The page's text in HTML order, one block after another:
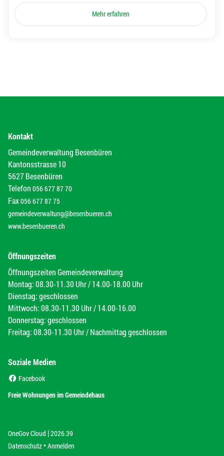
Mehr erfahren
Kontakt
Gemeindeverwaltung Besenbüren
Kantonsstrasse 10
5627 Besenbüren
Telefon 056 677 87 70
Fax056 677 87 75
gemeindeverwaltung@besenbueren.ch
www.besenbueren.ch
Öffnungszeiten
Öffnungszeiten Gemeindeverwaltung
Montag: 08.30-11.30 Uhr / 14.00-18.00 Uhr
Dienstag: geschlossen
Mittwoch: 08.30-11.30 Uhr / 14.00-16.00
Donnerstag: geschlossen
Freitag: 08.30-11.30 Uhr / Nachmittag geschlossen
Soziale Medien
Facebook
Freie Wohnungen im Gemeindehaus
OneGov Cloud (External Link)
|2026.39
Datenschutz (External Link)
Anmelden